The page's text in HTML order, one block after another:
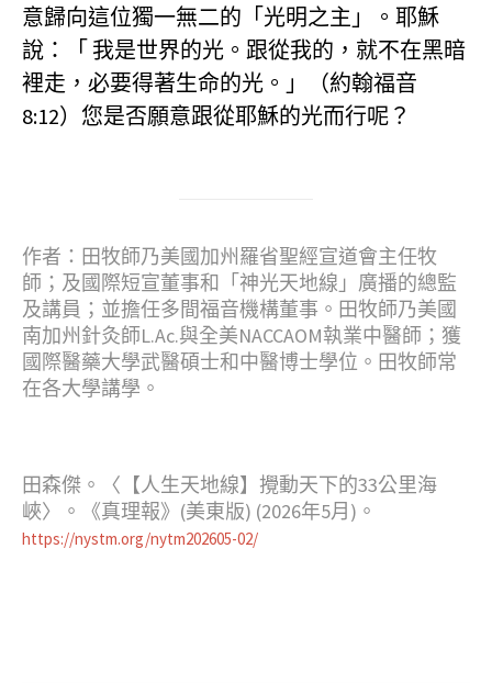
意歸向這位獨一無二的「光明之主」。耶穌
說：「 我是世界的光。跟從我的，就不在黑暗
裡走，必要得著生命的光。」（約翰福音
8:12）您是否願意跟從耶穌的光而行呢？
作者：田牧師乃美國加州羅省聖經宣道會主任牧
師；及國際短宣董事和「神光天地線」廣播的總監
及講員；並擔任多間福音機構董事。田牧師乃美國
南加州針灸師L.Ac.與全美NACCAOM執業中醫師；獲
國際醫藥大學武醫碩士和中醫博士學位。田牧師常
在各大學講學。
田森傑。〈【人生天地線】攪動天下的33公里海
峽〉。《真理報》(美東版) (2026年5月)。
https://nystm.org/nytm202605-02/